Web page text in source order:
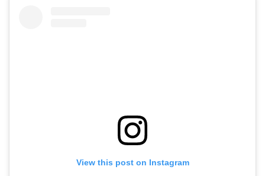
View this post on Instagram